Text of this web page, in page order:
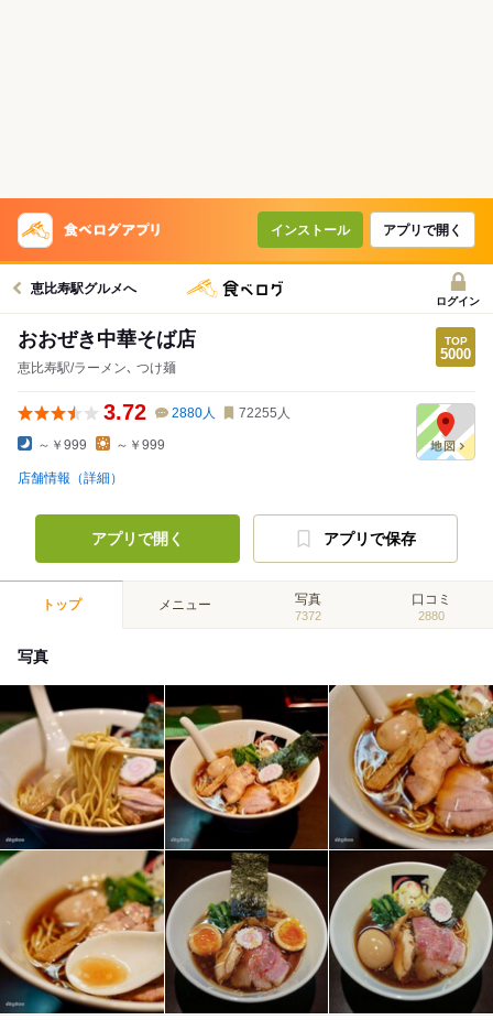
インストール アプリで開く
恵比寿駅グルメへ
ログイン
おおぜき中華そば店
恵比寿駅/ラーメン､ つけ麺
3.72 2880人 72255 人
～￥999 ～￥999
店舗情報（詳細）
アプリで開く アプリで保存
トップ メニュー 写真
7372
口コミ
2880
写真